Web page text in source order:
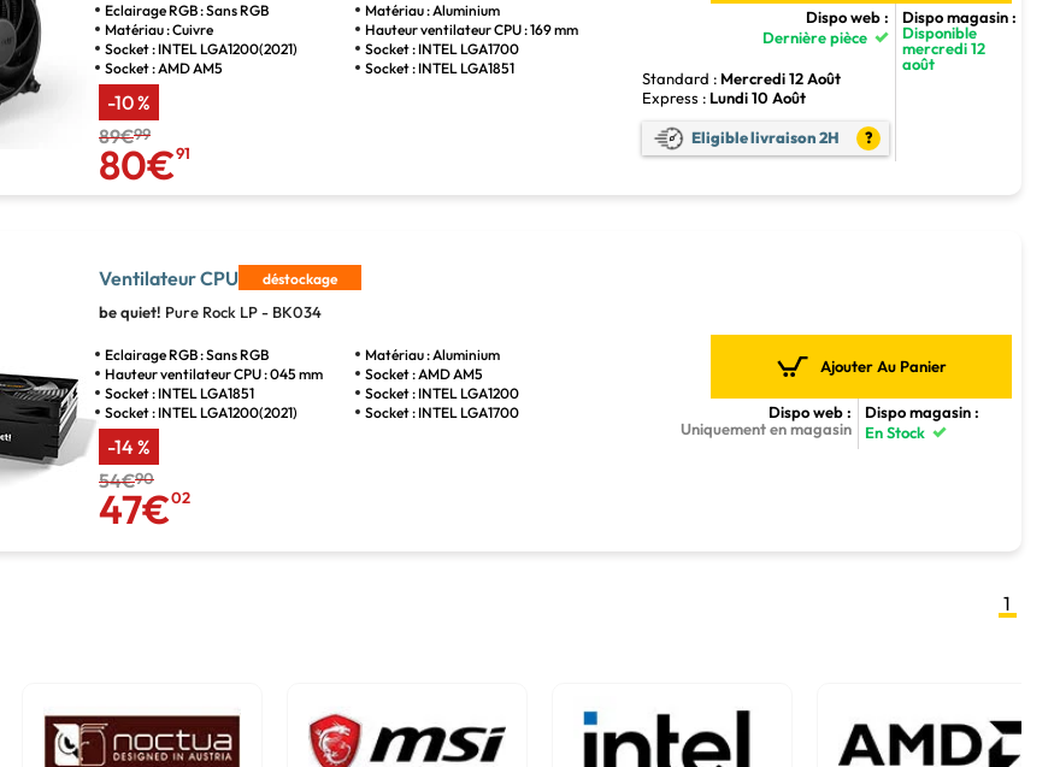
Eclairage RGB : Sans RGB
Matériau : Aluminium
Matériau : Cuivre
Hauteur ventilateur CPU : 169 mm
Socket : INTEL LGA1200(2021)
Socket : INTEL LGA1700
Socket : AMD AM5
Socket : INTEL LGA1851
-10 %
89€99
80€91
Dispo web :
Dernière pièce
Standard : Mercredi 12 Août
Express : Lundi 10 Août
Eligible livraison 2H ?
Dispo magasin :
Disponible
mercredi 12
août
Ventilateur CPU déstockage
be quiet! Pure Rock LP - BK034
Eclairage RGB : Sans RGB
Matériau : Aluminium
Hauteur ventilateur CPU : 045 mm
Socket : AMD AM5
Socket : INTEL LGA1851
Socket : INTEL LGA1200
Socket : INTEL LGA1200(2021)
Socket : INTEL LGA1700
-14 %
54€90
47€02
Ajouter Au Panier
Dispo web :
Uniquement en magasin
Dispo magasin :
En Stock
1